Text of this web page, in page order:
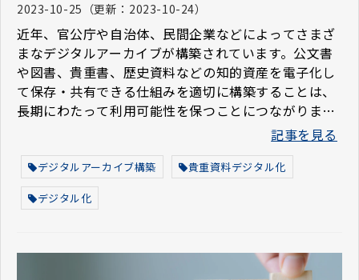
2023-10-25 （更新： 2023-10-24）
近年、官公庁や自治体、民間企業などによってさまざ
まなデジタルアーカイブが構築されています。公文書
や図書、貴重書、歴史資料などの知的資産を電子化し
て保存・共有できる仕組みを適切に構築することは、
長期にわたって利用可能性を保つことにつながりま
ないケースも見られています。 「デジタルアーカイブ
にはどのような課題があるのか」「デジタルアーカイ
ブは本当に必要なのか」と疑問をお持ちの方もいるの
記事を見る
デジタルアーカイブ構築 貴重資料デジタル化
デジタル化